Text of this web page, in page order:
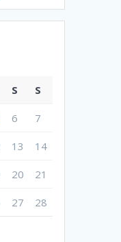
S S
6 7
13 14
20 21
27 28